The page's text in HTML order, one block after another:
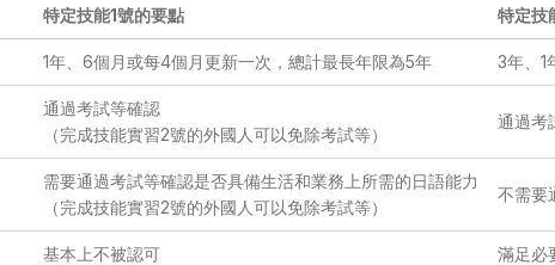
特定技能1號的要點 特定技
1年、6個月或每4個月更新一次，總計最長年限為5年 3年、1
通過考試等確認
（完成技能實習2號的外國人可以免除考試等）
通過考
需要通過考試等確認是否具備生活和業務上所需的日語能力
（完成技能實習2號的外國人可以免除考試等）
不需要
基本上不被認可 滿足必